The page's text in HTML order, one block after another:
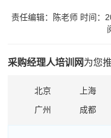
责任编辑：陈老师 时间：
采购经理人培训网为您
北京 上海
广州
成都